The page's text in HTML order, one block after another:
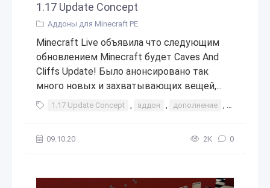
1.17 Update Concept
Аддоны для Minecraft PE
Minecraft Live объявила что следующим
обновлением Minecraft будет Caves And
Cliffs Update! Было анонсировано так
много новых и захватывающих вещей,...
1.17 Update Concept , аддон , дополнение , мод
09.10.20 2К 0